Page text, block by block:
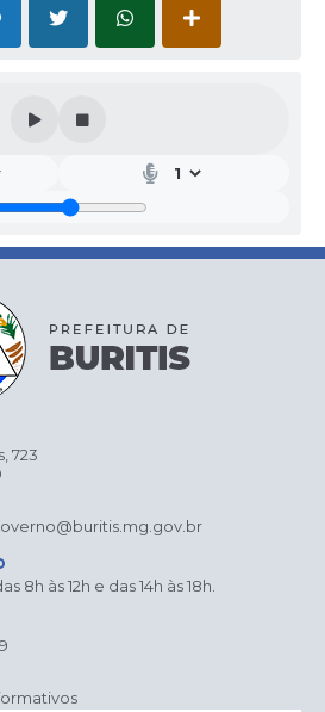
723
8h às 12h e das 14h às 18h.